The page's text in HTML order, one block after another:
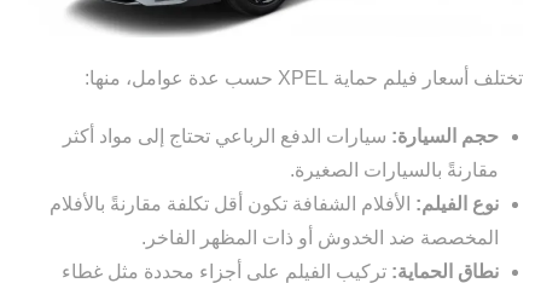
تختلف أسعار فيلم حماية XPEL حسب عدة عوامل، منها:
حجم السيارة: سيارات الدفع الرباعي تحتاج إلى مواد أكثر
مقارنةً بالسيارات الصغيرة.
نوع الفيلم: الأفلام الشفافة تكون أقل تكلفة مقارنةً بالأفلام
المخصصة ضد الخدوش أو ذات المظهر الفاخر.
نطاق الحماية: تركيب الفيلم على أجزاء محددة مثل غطاء